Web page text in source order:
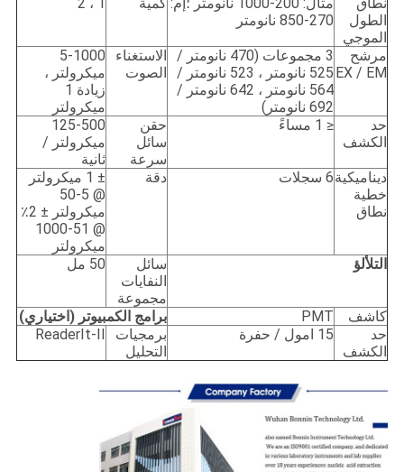
نطاق
الطول
الموجي
مثال: 200-1000 نانومتر ؛إم:
270-850 نانومتر
كمية 1 ، 2
مرشح
EX / EM
3 مجموعات (470 نانومتر /
525 نانومتر ، 523 نانومتر /
564 نانومتر ، 642 نانومتر /
692 نانومتر)
الاستغناء
الصوت
5-1000
ميكرولتر ،
زيادة 1
ميكرولتر
حد
الكشف
≤ 1 مساءً
حقن
سائل
سرعة
125-500
ميكرولتر /
ثانية
ديناميكية
خطية
نطاق
6 سجلات دقة
± 1 ميكرولتر
@ 5-50
ميكرولتر ± 2٪
@ 51-1000
ميكرولتر
التلألؤ
سائل
النفايات
مجموعة
50 مل
كاشف PMT
برامج الكمبيوتر (اختياري)
حد
الكشف
15 امول / حفرة
برمجيات
التحليل
ReaderIt-II